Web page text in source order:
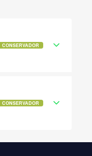
CONSERVADOR
CONSERVADOR